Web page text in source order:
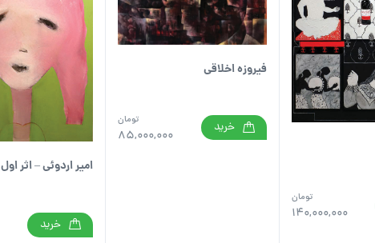
140,000,000
تومان
فیروزه اخلاقی
85,000,000
تومان خرید
امیر اردوئی – اثر اول
خرید